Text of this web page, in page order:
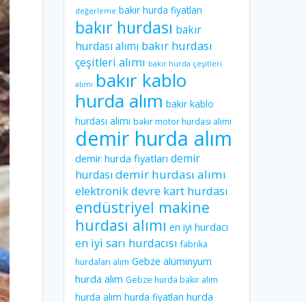
değerleme bakır hurda fiyatları
bakır hurdası bakır
hurdası alımı bakır hurdası
çeşitleri alımı bakır hurda çeşitleri
alımı bakır kablo
hurda alım bakır kablo
hurdası alımı bakır motor hurdası alımı
demir hurda alım
demir hurda fiyatları demir
hurdası demir hurdası alımı
elektronik devre kart hurdası
endüstriyel makine
hurdası alımı en iyi hurdacı
en iyi sarı hurdacısı fabrika
hurdaları alım Gebze alüminyum
hurda alım Gebze hurda bakır alım
hurda alım hurda fiyatları hurda